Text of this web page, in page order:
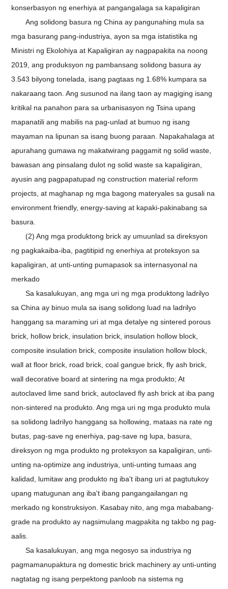
konserbasyon ng enerhiya at pangangalaga sa kapaligiran
Ang solidong basura ng China ay pangunahing mula sa
mga basurang pang-industriya, ayon sa mga istatistika ng
Ministri ng Ekolohiya at Kapaligiran ay nagpapakita na noong
2019, ang produksyon ng pambansang solidong basura ay
3.543 bilyong tonelada, isang pagtaas ng 1.68% kumpara sa
nakaraang taon. Ang susunod na ilang taon ay magiging isang
kritikal na panahon para sa urbanisasyon ng Tsina upang
mapanatili ang mabilis na pag-unlad at bumuo ng isang
mayaman na lipunan sa isang buong paraan. Napakahalaga at
apurahang gumawa ng makatwirang paggamit ng solid waste,
bawasan ang pinsalang dulot ng solid waste sa kapaligiran,
ayusin ang pagpapatupad ng construction material reform
projects, at maghanap ng mga bagong materyales sa gusali na
environment friendly, energy-saving at kapaki-pakinabang sa
basura.
(2) Ang mga produktong brick ay umuunlad sa direksyon
ng pagkakaiba-iba, pagtitipid ng enerhiya at proteksyon sa
kapaligiran, at unti-unting pumapasok sa internasyonal na
merkado
Sa kasalukuyan, ang mga uri ng mga produktong ladrilyo
sa China ay binuo mula sa isang solidong luad na ladrilyo
hanggang sa maraming uri at mga detalye ng sintered porous
brick, hollow brick, insulation brick, insulation hollow block,
composite insulation brick, composite insulation hollow block,
wall at floor brick, road brick, coal gangue brick, fly ash brick,
wall decorative board at sintering na mga produkto; At
autoclaved lime sand brick, autoclaved fly ash brick at iba pang
non-sintered na produkto. Ang mga uri ng mga produkto mula
sa solidong ladrilyo hanggang sa hollowing, mataas na rate ng
butas, pag-save ng enerhiya, pag-save ng lupa, basura,
direksyon ng mga produkto ng proteksyon sa kapaligiran, unti-
unting na-optimize ang industriya, unti-unting tumaas ang
kalidad, lumitaw ang produkto ng iba't ibang uri at pagtutukoy
upang matugunan ang iba't ibang pangangailangan ng
merkado ng konstruksiyon. Kasabay nito, ang mga mababang-
grade na produkto ay nagsimulang magpakita ng takbo ng pag-
aalis.
Sa kasalukuyan, ang mga negosyo sa industriya ng
pagmamanupaktura ng domestic brick machinery ay unti-unting
nagtatag ng isang perpektong panloob na sistema ng